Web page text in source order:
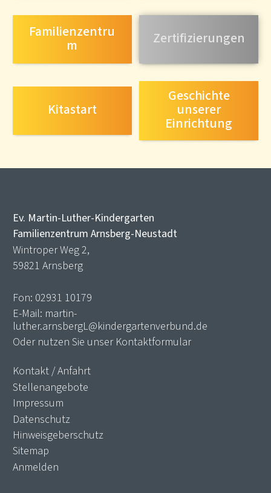
Familienzentru
m Zertifizierungen
Kitastart
Geschichte
unserer
Einrichtung
Ev. Martin-Luther-Kindergarten
Familienzentrum Arnsberg-Neustadt
Wintroper Weg 2,
59821 Arnsberg
Fon: 02931 10179
E-Mail: martin-
luther.arnsbergL@kindergartenverbund.de
Oder nutzen Sie unser Kontaktformular
Kontakt / Anfahrt
Stellenangebote
Impressum
Datenschutz
Hinweisgeberschutz
Sitemap
Anmelden